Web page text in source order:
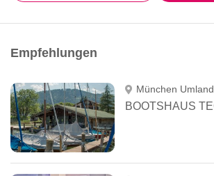
Empfehlungen
München Umland